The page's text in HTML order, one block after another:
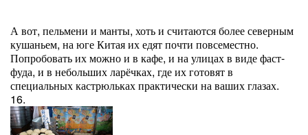
А вот, пельмени и манты, хоть и считаются более северным
кушаньем, на юге Китая их едят почти повсеместно.
Попробовать их можно и в кафе, и на улицах в виде фаст-
фуда, и в небольших ларёчках, где их готовят в
специальных кастрюльках практически на ваших глазах.
16.